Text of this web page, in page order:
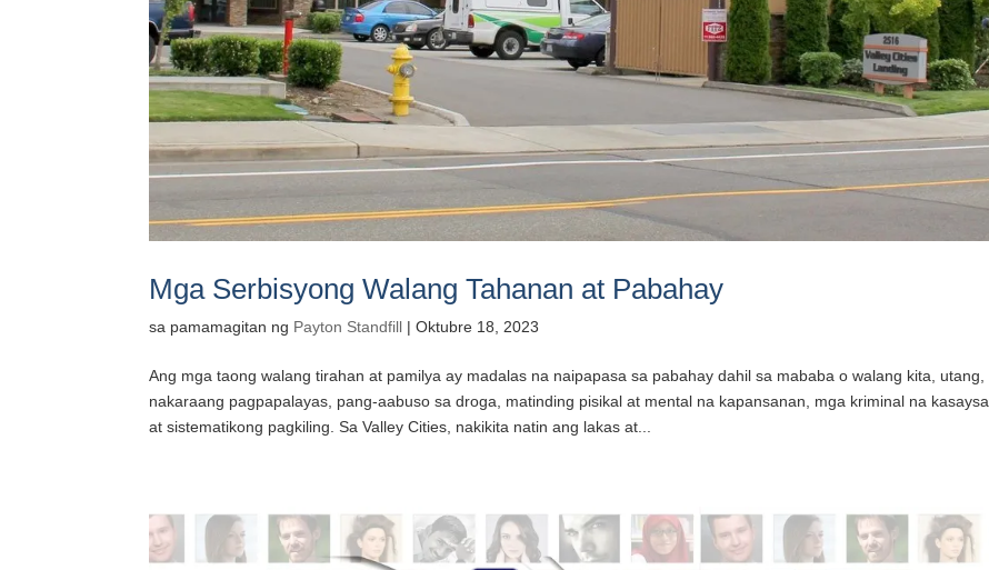
Mga Serbisyong Walang Tahanan at Pabahay
sa pamamagitan ng Payton Standfill |Oktubre 18, 2023
Ang mga taong walang tirahan at pamilya ay madalas na naipapasa sa pabahay dahil sa mababa o walang kita, utang,
nakaraang pagpapalayas, pang-aabuso sa droga, matinding pisikal at mental na kapansanan, mga kriminal na
at sistematikong pagkiling. Sa Valley Cities, nakikita natin ang lakas at...